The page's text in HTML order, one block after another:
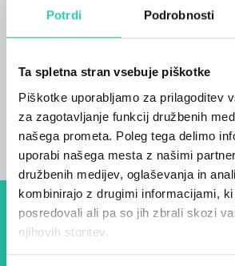
Potrdi Podrobnosti
Ta spletna stran vsebuje piškotke
Piškotke uporabljamo za prilagoditev
za zagotavljanje funkcij družbenih
našega prometa. Poleg tega delimo
uporabi našega mesta z našimi
družbenih medijev, oglaševanja in
kombinirajo z drugimi informacijami,
posredovali ali pa so jih zbrali skozi
njihovih storitev.
Kopalnice
Postelje
4
Dogodki, članki in
evropske